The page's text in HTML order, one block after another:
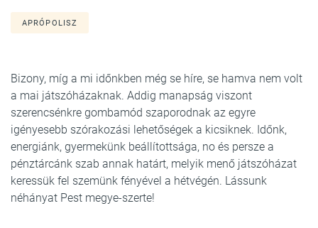
APRÓPOLISZ
Bizony, míg a mi időnkben még se híre, se hamva nem volt
a mai játszóházaknak. Addig manapság viszont
szerencsénkre gombamód szaporodnak az egyre
igényesebb szórakozási lehetőségek a kicsiknek. Időnk,
energiánk, gyermekünk beállítottsága, no és persze a
pénztárcánk szab annak határt, melyik menő játszóházat
keressük fel szemünk fényével a hétvégén. Lássunk
néhányat Pest megye-szerte!